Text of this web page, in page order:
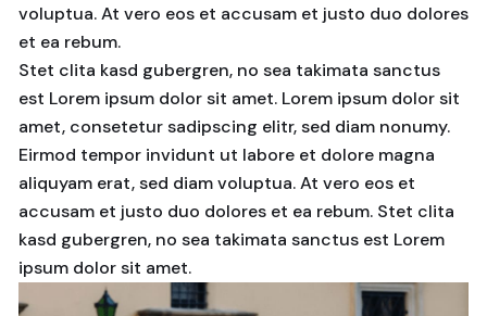
voluptua. At vero eos et accusam et justo duo dolores
et ea rebum.
Stet clita kasd gubergren, no sea takimata sanctus
est Lorem ipsum dolor sit amet. Lorem ipsum dolor sit
amet, consetetur sadipscing elitr, sed diam nonumy.
Eirmod tempor invidunt ut labore et dolore magna
aliquyam erat, sed diam voluptua. At vero eos et
accusam et justo duo dolores et ea rebum. Stet clita
kasd gubergren, no sea takimata sanctus est Lorem
ipsum dolor sit amet.